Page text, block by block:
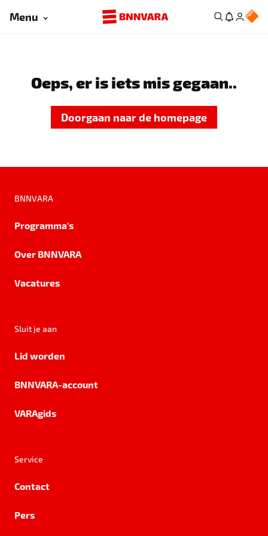
Menu
Oeps, er is iets mis gegaan..
Doorgaan naar de homepage
BNNVARA
Programma's
Over BNNVARA
Vacatures
Sluit je aan
Lid worden
BNNVARA-account
VARAgids
Service
Contact
Pers